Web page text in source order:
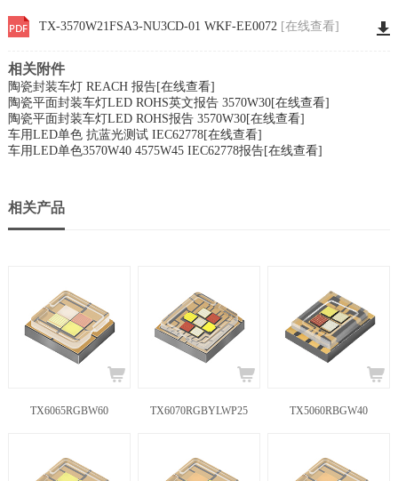
TX-3570W21FSA3-NU3CD-01 WKF-EE0072 [在线查看]
相关附件
陶瓷封装车灯 REACH 报告[在线查看]
陶瓷平面封装车灯LED ROHS英文报告 3570W30[在线查看]
陶瓷平面封装车灯LED ROHS报告 3570W30[在线查看]
车用LED单色 抗蓝光测试 IEC62778[在线查看]
车用LED单色3570W40 4575W45 IEC62778报告[在线查看]
相关产品
TX6065RGBW60 TX6070RGBYLWP25 TX5060RBGW40